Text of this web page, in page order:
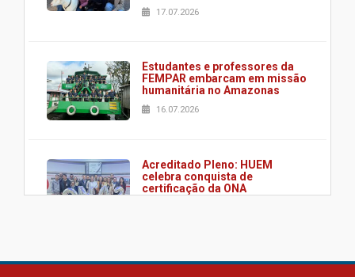
17.07.2026
Estudantes e professores da
FEMPAR embarcam em missão
humanitária no Amazonas
16.07.2026
Acreditado Pleno: HUEM
celebra conquista de
certificação da ONA
HUEM é o primeiro hospital do